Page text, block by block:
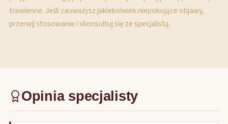
trawienne. Jeśli zauważysz jakiekolwiek niepokojące objawy,
przerwij stosowanie i skonsultuj się ze specjalistą.
Opinia specjalisty